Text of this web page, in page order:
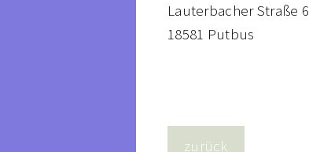
Lauterbacher Straße 6
18581 Putbus